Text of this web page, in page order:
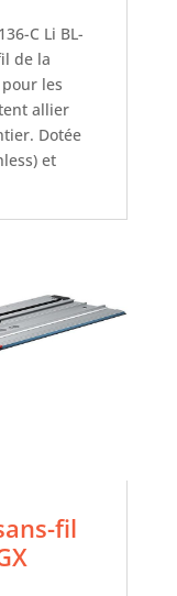
C Li BL-
de la
les
allier
Dotée
et
fil